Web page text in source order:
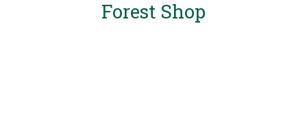
Forest Shop